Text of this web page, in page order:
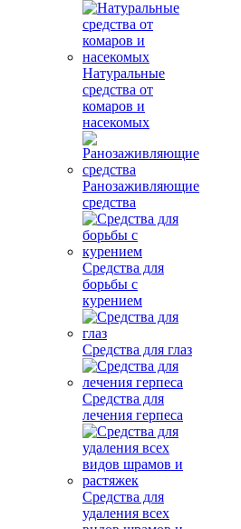
Натуральные
средства от
комаров и
насекомых
Ранозаживляющие
средства
Средства для
борьбы с
курением
Средства для глаз
Средства для
лечения герпеса
Средства для
удаления всех